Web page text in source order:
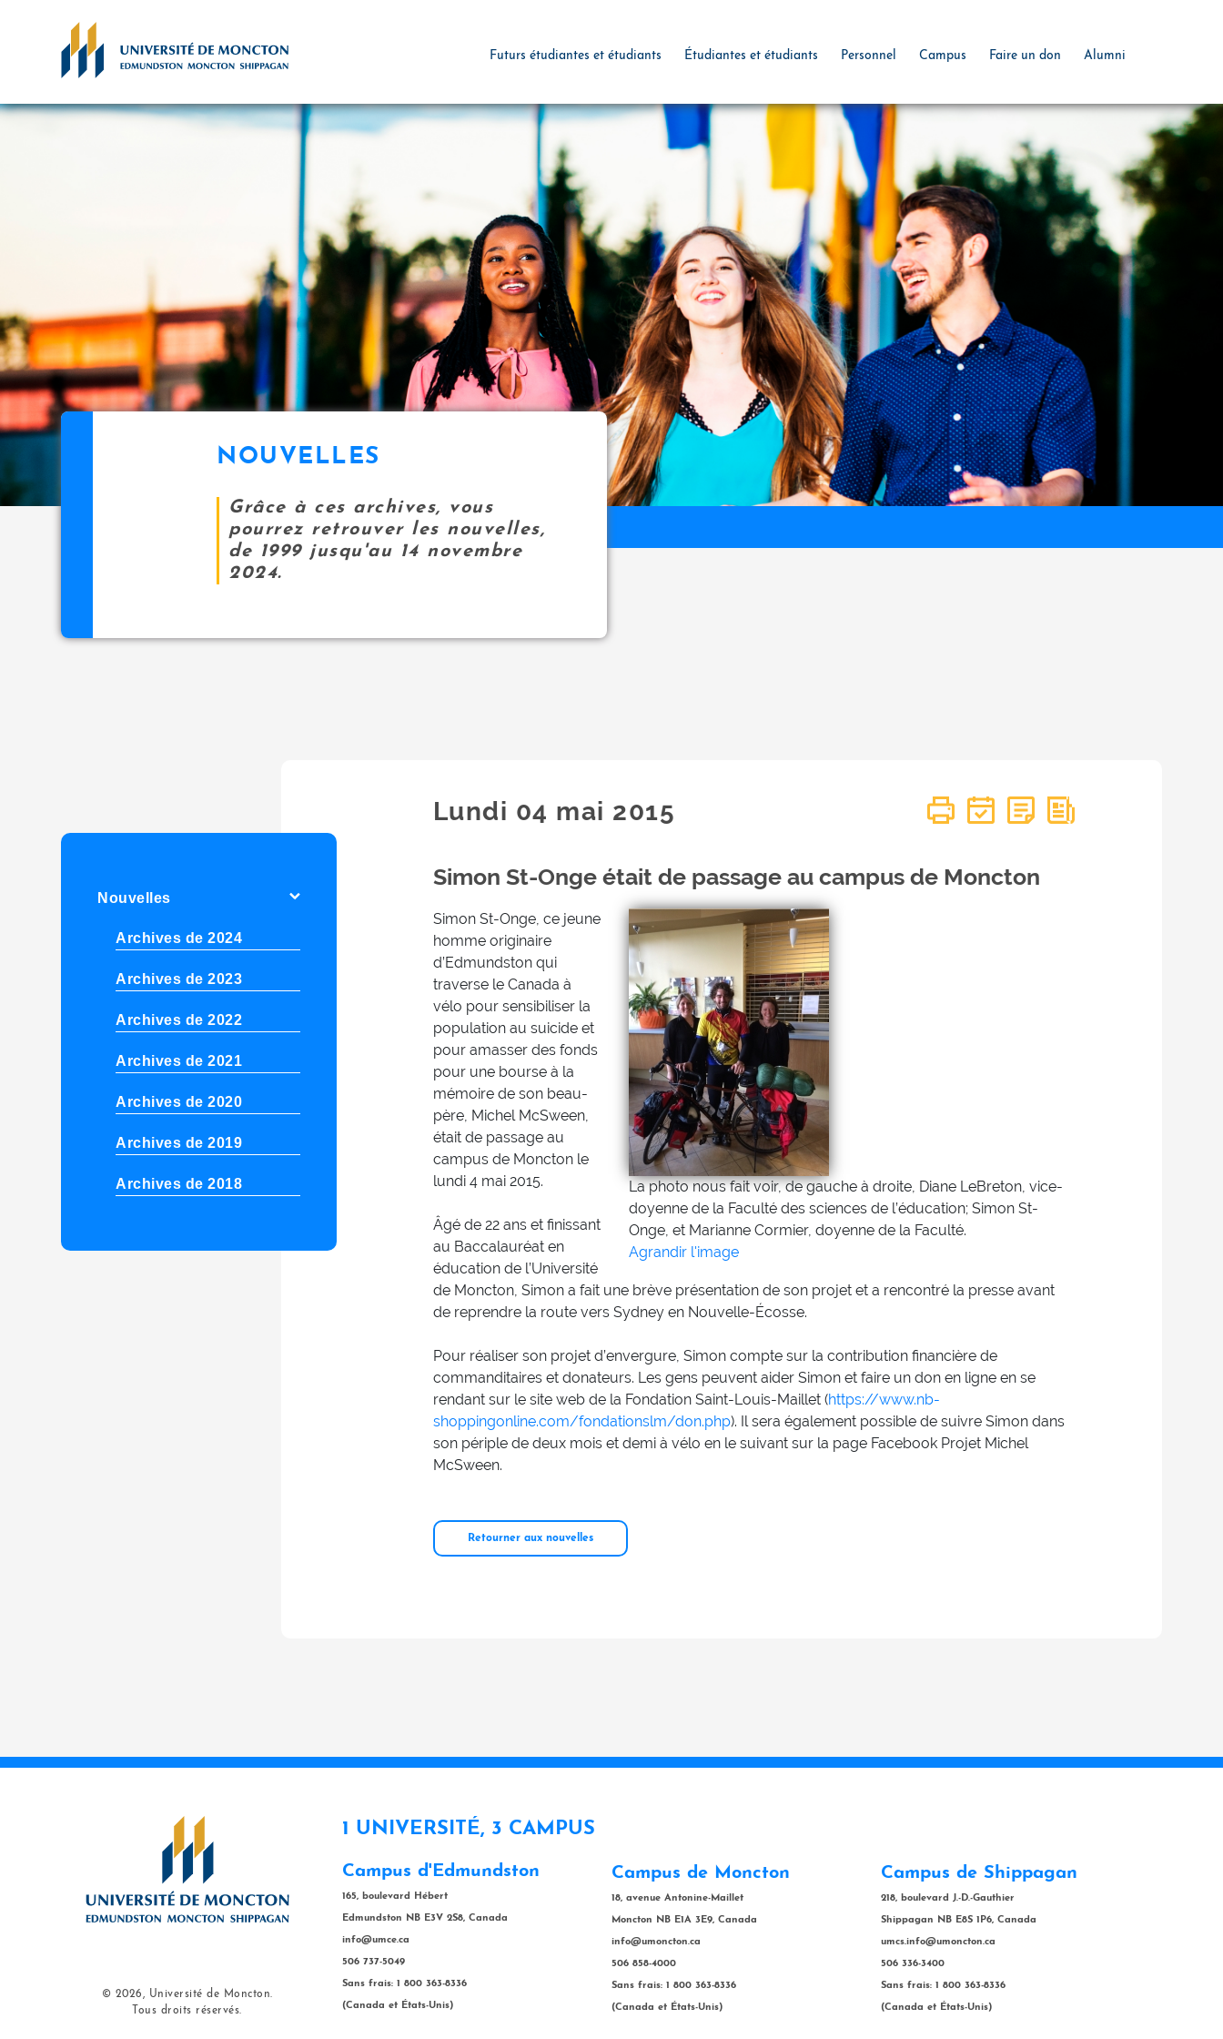
Futurs étudiantes et étudiants Étudiantes et étudiants Personnel Campus Faire un don Alumni
NOUVELLES
Grâce à ces archives, vous
pourrez retrouver les nouvelles,
de 1999 jusqu'au 14 novembre
2024.
Nouvelles
Archives de 2024
Archives de 2023
Archives de 2022
Archives de 2021
Archives de 2020
Archives de 2019
Archives de 2018
Lundi 04 mai 2015
Simon St-Onge était de passage au campus de Moncton
La photo nous fait voir, de gauche à droite, Diane LeBreton, vice-
doyenne de la Faculté des sciences de l’éducation; Simon St-
Onge, et Marianne Cormier, doyenne de la Faculté.
Agrandir l'image
Simon St-Onge, ce jeune
homme originaire
d’Edmundston qui
traverse le Canada à
vélo pour sensibiliser la
population au suicide et
pour amasser des fonds
pour une bourse à la
mémoire de son beau-
père, Michel McSween,
était de passage au
campus de Moncton le
lundi 4 mai 2015.
Âgé de 22 ans et finissant
au Baccalauréat en
éducation de l’Université
de Moncton, Simon a fait une brève présentation de son projet et a rencontré la presse avant
de reprendre la route vers Sydney en Nouvelle-Écosse.
Pour réaliser son projet d’envergure, Simon compte sur la contribution financière de
commanditaires et donateurs. Les gens peuvent aider Simon et faire un don en ligne en se
rendant sur le site web de la Fondation Saint-Louis-Maillet (https://www.nb-
shoppingonline.com/fondationslm/don.php). Il sera également possible de suivre Simon dans
son périple de deux mois et demi à vélo en le suivant sur la page Facebook Projet Michel
McSween.
Retourner aux nouvelles
© 2026, Université de Moncton.
Tous droits réservés.
1 UNIVERSITÉ, 3 CAMPUS
Campus d'Edmundston
165, boulevard Hébert
Edmundston NB E3V 2S8, Canada
info@umce.ca
506 737-5049
Sans frais: 1 800 363-8336
(Canada et États-Unis)
Campus de Moncton
18, avenue Antonine-Maillet
Moncton NB E1A 3E9, Canada
info@umoncton.ca
506 858-4000
Sans frais: 1 800 363-8336
(Canada et États-Unis)
Campus de Shippagan
218, boulevard J.-D.-Gauthier
Shippagan NB E8S 1P6, Canada
umcs.info@umoncton.ca
506 336-3400
Sans frais: 1 800 363-8336
(Canada et États-Unis)